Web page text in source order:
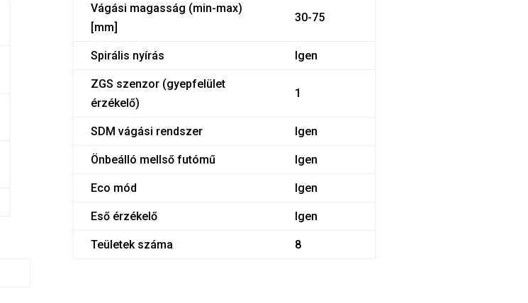
Vágási magasság (min-max)
[mm]
30-75
Spirális nyírás Igen
ZGS szenzor (gyepfelület
érzékelő)
1
SDM vágási rendszer Igen
Önbeálló mellső futómű Igen
Eco mód Igen
Eső érzékelő Igen
Teületek száma 8